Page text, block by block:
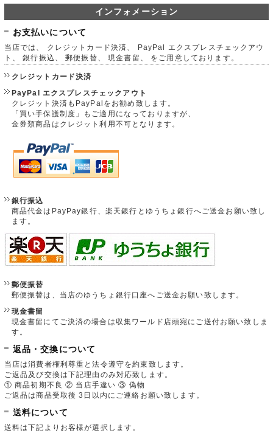
インフォメーション
お支払いについて
当店では、 クレジットカード決済、 PayPal エクスプレスチェックアウ
ト、 銀行振込、 郵便振替、 現金書留、 をご用意しております。
クレジットカード決済
PayPal エクスプレスチェックアウト
クレジット決済もPayPalをお勧め致します。
「買い手保護制度」もご適用になっておりますが、
金券類商品はクレジット利用不可となります。
銀行振込
商品代金はPayPay銀行、楽天銀行とゆうちょ銀行へご送金お願い致し
ます。
郵便振替
郵便振替は、当店のゆうちょ銀行口座へご送金お願い致します。
現金書留
現金書留にてご決済の場合は収集ワールド店頭宛にご送付お願い致しま
す。
返品・交換について
当店は消費者権利尊重と法令遵守を約束致します。
ご返品及び交換は下記理由のみ対応致します。
① 商品初期不良 ② 当店手違い ③ 偽物
ご返品は商品受取後 3日以内にご連絡お願い致します。
送料について
送料は下記よりお客様が選択します。